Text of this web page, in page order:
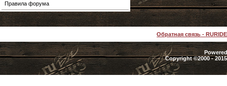
Правила форума
Обратная связь -
Copyright ©2000 -